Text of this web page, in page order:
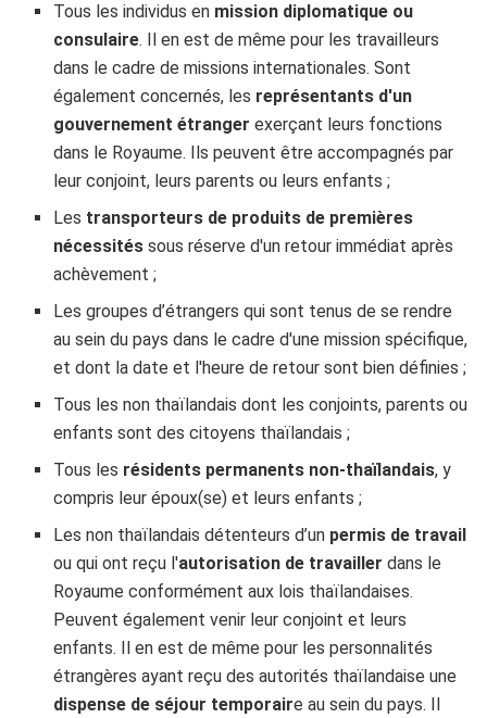
Tous les individus en mission diplomatique ou
consulaire. Il en est de même pour les travailleurs
dans le cadre de missions internationales. Sont
également concernés, les représentants d'un
gouvernement étranger exerçant leurs fonctions
dans le Royaume. Ils peuvent être accompagnés par
leur conjoint, leurs parents ou leurs enfants ;
Les transporteurs de produits de premières
nécessités sous réserve d'un retour immédiat après
achèvement ;
Les groupes d’étrangers qui sont tenus de se rendre
au sein du pays dans le cadre d'une mission spécifique,
et dont la date et l'heure de retour sont bien définies ;
Tous les non thaïlandais dont les conjoints, parents ou
enfants sont des citoyens thaïlandais ;
Tous les résidents permanents non-thaïlandais, y
compris leur époux(se) et leurs enfants ;
Les non thaïlandais détenteurs d’un permis de travail
ou qui ont reçu l'autorisation de travailler dans le
Royaume conformément aux lois thaïlandaises.
Peuvent également venir leur conjoint et leurs
enfants. Il en est de même pour les personnalités
étrangères ayant reçu des autorités thaïlandaise une
dispense de séjour temporaire au sein du pays. Il